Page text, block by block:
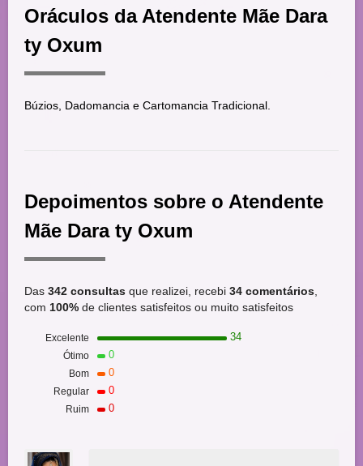
Oráculos da Atendente Mãe Dara
ty Oxum
Búzios, Dadomancia e Cartomancia Tradicional.
Depoimentos sobre o Atendente
Mãe Dara ty Oxum
Das 342 consultas que realizei, recebi 34 comentários
com 100% de clientes satisfeitos ou muito satisfeitos
Excelente 34
Ótimo 0
Bom 0
Regular 0
Ruim 0